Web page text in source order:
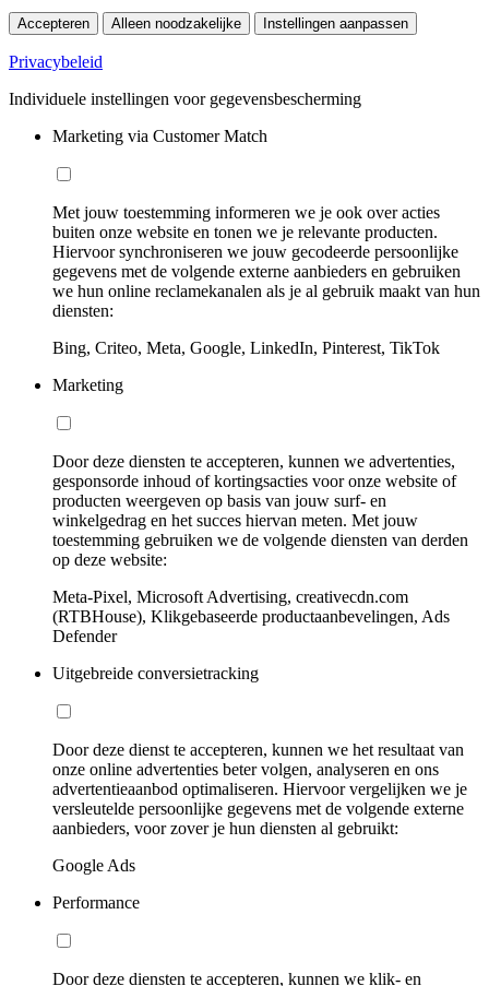
Accepteren Alleen noodzakelijke Instellingen aanpassen
Privacybeleid
Individuele instellingen voor gegevensbescherming
Marketing via Customer Match
Met jouw toestemming informeren we je ook over acties
buiten onze website en tonen we je relevante producten.
Hiervoor synchroniseren we jouw gecodeerde persoonlijke
gegevens met de volgende externe aanbieders en gebruiken
we hun online reclamekanalen als je al gebruik maakt van hun
diensten:
Bing, Criteo, Meta, Google, LinkedIn, Pinterest, TikTok
Marketing
Door deze diensten te accepteren, kunnen we advertenties,
gesponsorde inhoud of kortingsacties voor onze website of
producten weergeven op basis van jouw surf- en
winkelgedrag en het succes hiervan meten. Met jouw
toestemming gebruiken we de volgende diensten van derden
op deze website:
Meta-Pixel, Microsoft Advertising, creativecdn.com
(RTBHouse), Klikgebaseerde productaanbevelingen, Ads
Defender
Uitgebreide conversietracking
Door deze dienst te accepteren, kunnen we het resultaat van
onze online advertenties beter volgen, analyseren en ons
advertentieaanbod optimaliseren. Hiervoor vergelijken we je
versleutelde persoonlijke gegevens met de volgende externe
aanbieders, voor zover je hun diensten al gebruikt:
Google Ads
Performance
Door deze diensten te accepteren, kunnen we klik- en